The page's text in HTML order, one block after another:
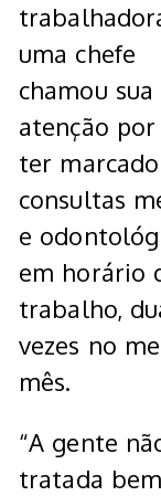
uma chefe
chamou sua
atenção por
ter marcado
consultas
e
em horário
trabalho,
vezes no
mês.
“A gente
tratada bem